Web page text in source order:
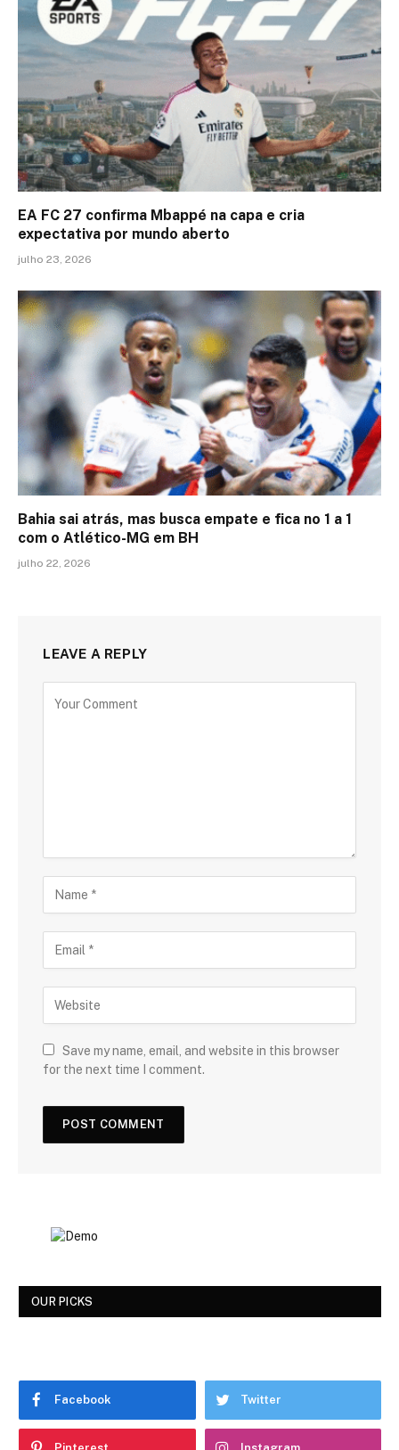
EA FC 27 confirma Mbappé na capa e cria
expectativa por mundo aberto
julho 23, 2026
Bahia sai atrás, mas busca empate e fica no 1 a 1
com o Atlético-MG em BH
julho 22, 2026
LEAVE A REPLY
Save my name, email, and website in this browser
for the next time I comment.
OUR PICKS
Facebook Twitter